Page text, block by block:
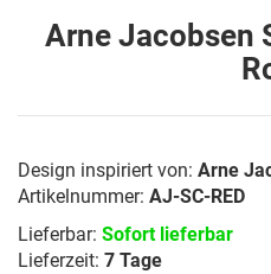
Arne Jacobsen
Design inspiriert von: Arne
Artikelnummer: AJ-SC-RED
Lieferbar: Sofort lieferbar
Lieferzeit: 7 Tage